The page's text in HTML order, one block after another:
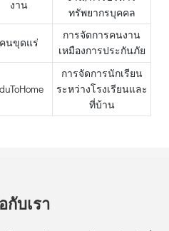
งาน
ทรัพยากรบุคคล
คนขุดแร่
การจัดการคนงาน
เหมืองการประกันภัย
การจัดการนักเรียน
ระหว่างโรงเรียนและ
ที่บ้าน
กับเรา